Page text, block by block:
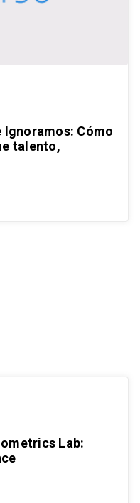
Ignoramos: Cómo
talento,
Lab: